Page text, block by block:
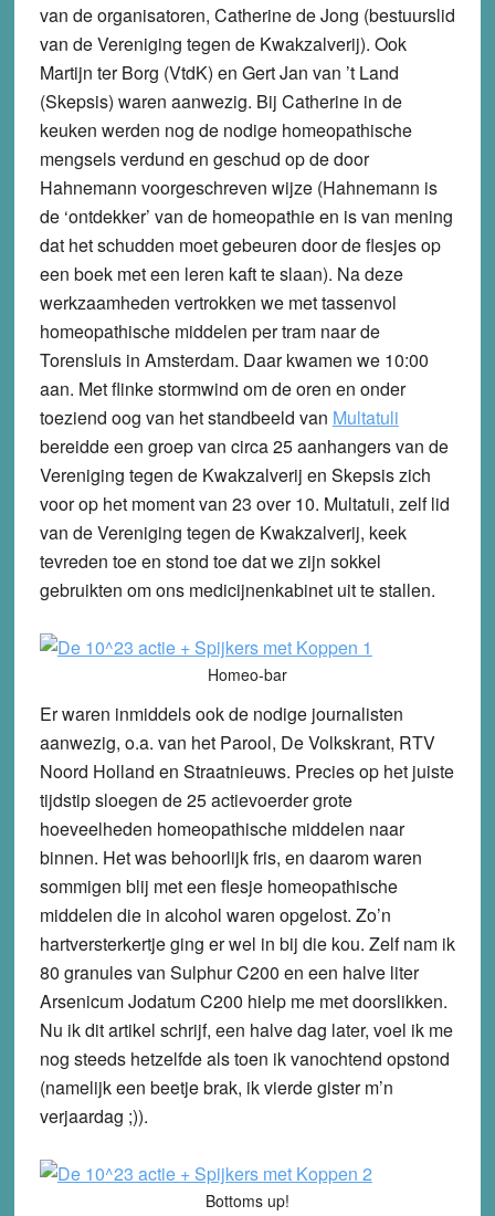
van de organisatoren, Catherine de Jong (bestuurslid
van de Vereniging tegen de Kwakzalverij). Ook
Martijn ter Borg (VtdK) en Gert Jan van ’t Land
(Skepsis) waren aanwezig. Bij Catherine in de
keuken werden nog de nodige homeopathische
mengsels verdund en geschud op de door
Hahnemann voorgeschreven wijze (Hahnemann is
de ‘ontdekker’ van de homeopathie en is van mening
dat het schudden moet gebeuren door de flesjes op
een boek met een leren kaft te slaan). Na deze
werkzaamheden vertrokken we met tassenvol
homeopathische middelen per tram naar de
Torensluis in Amsterdam. Daar kwamen we 10:00
aan. Met flinke stormwind om de oren en onder
toeziend oog van het standbeeld van Multatuli
bereidde een groep van circa 25 aanhangers van de
Vereniging tegen de Kwakzalverij en Skepsis zich
voor op het moment van 23 over 10. Multatuli, zelf lid
van de Vereniging tegen de Kwakzalverij, keek
tevreden toe en stond toe dat we zijn sokkel
gebruikten om ons medicijnenkabinet uit te stallen.
Homeo-bar
Er waren inmiddels ook de nodige journalisten
aanwezig, o.a. van het Parool, De Volkskrant, RTV
Noord Holland en Straatnieuws. Precies op het juiste
tijdstip sloegen de 25 actievoerder grote
hoeveelheden homeopathische middelen naar
binnen. Het was behoorlijk fris, en daarom waren
sommigen blij met een flesje homeopathische
middelen die in alcohol waren opgelost. Zo’n
hartversterkertje ging er wel in bij die kou. Zelf nam ik
80 granules van Sulphur C200 en een halve liter
Arsenicum Jodatum C200 hielp me met doorslikken.
Nu ik dit artikel schrijf, een halve dag later, voel ik me
nog steeds hetzelfde als toen ik vanochtend opstond
(namelijk een beetje brak, ik vierde gister m’n
verjaardag ;)).
Bottoms up!